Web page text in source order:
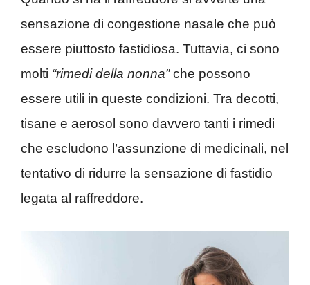
sensazione di congestione nasale che può
essere piuttosto fastidiosa. Tuttavia, ci sono
molti “rimedi della nonna”che possono
essere utili in queste condizioni. Tra decotti,
tisane e aerosol sono davvero tanti i rimedi
che escludono l’assunzione di medicinali, nel
tentativo di ridurre la sensazione di fastidio
legata al raffreddore.